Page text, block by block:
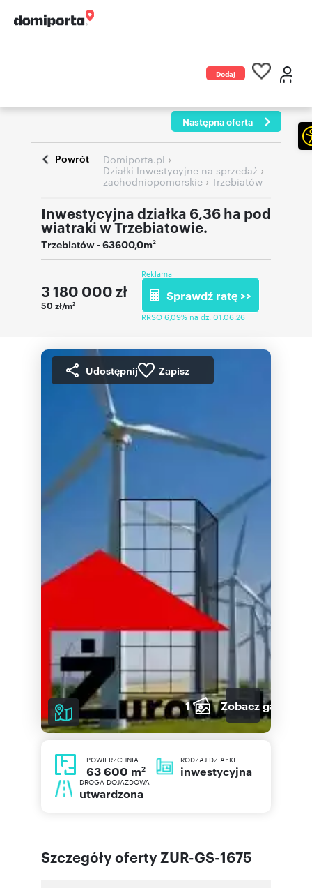
Dodaj
Następna oferta
Powrót Domiporta.pl ›
Działki Inwestycyjne na sprzedaż ›
zachodniopomorskie › Trzebiatów
Inwestycyjna działka 6,36 ha pod
wiatraki w Trzebiatowie.
Trzebiatów- 63600,0m2
3 180 000 zł
50 zł/m2
Reklama
Sprawdź ratę >>
RRSO 6,09% na dz. 01.06.26
Udostępnij Zapisz
1 Zobacz galerię
POWIERZCHNIA
63 600 m2
RODZAJ DZIAŁKI
inwestycyjna
DROGA DOJAZDOWA
utwardzona
Szczegóły oferty ZUR-GS-1675